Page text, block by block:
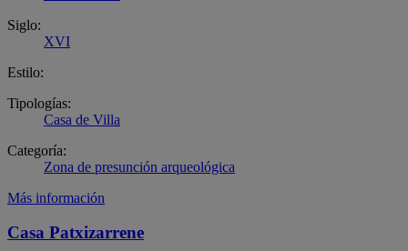
Siglo:
XVI
Estilo:
Tipologías:
Casa de Villa
Categoría:
Zona de presunción arqueológica
Más información
Casa Patxizarrene